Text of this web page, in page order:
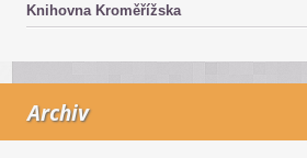
Knihovna Kroměřížska
Archiv